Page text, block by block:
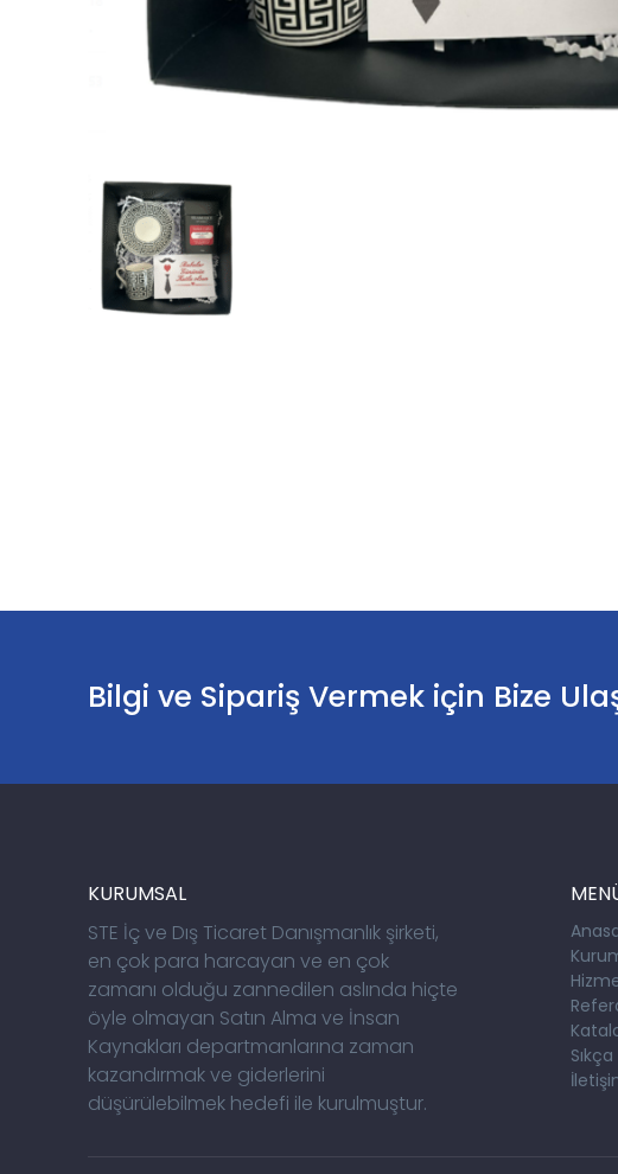
Bilgi ve Sipariş Vermek için Bize
KURUMSAL
STE İç ve Dış Ticaret Danışmanlık şirketi,
en çok para harcayan ve en çok
zamanı olduğu zannedilen aslında hiçte
öyle olmayan Satın Alma ve İnsan
Kaynakları departmanlarına zaman
kazandırmak ve giderlerini
düşürülebilmek hedefi ile kurulmuştur.